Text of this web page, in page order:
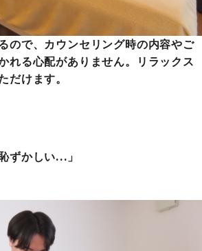
ので、カウンセリング時の内容やご
れる心配がありません。リラックス
だけます。
ずかしい…」